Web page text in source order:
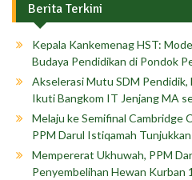
Berita Terkini
Kepala Kankemenag HST:
Budaya Pendidikan di Pondok
Akselerasi Mutu SDM
Ikuti Bangkom IT Jenjang MA
Melaju ke Semifinal Cambridge
PPM Darul Istiqamah
Mempererat Ukhuwah, PPM
Penyembelihan Hewan Kurban